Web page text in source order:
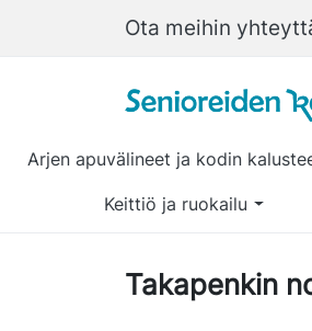
Ota meihin
Arjen apuvälineet ja kodin
Keittiö ja ruokailu
Takapenkin